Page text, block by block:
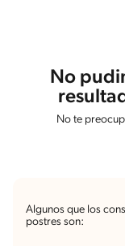
No
No te
Algunos que los
postres son: